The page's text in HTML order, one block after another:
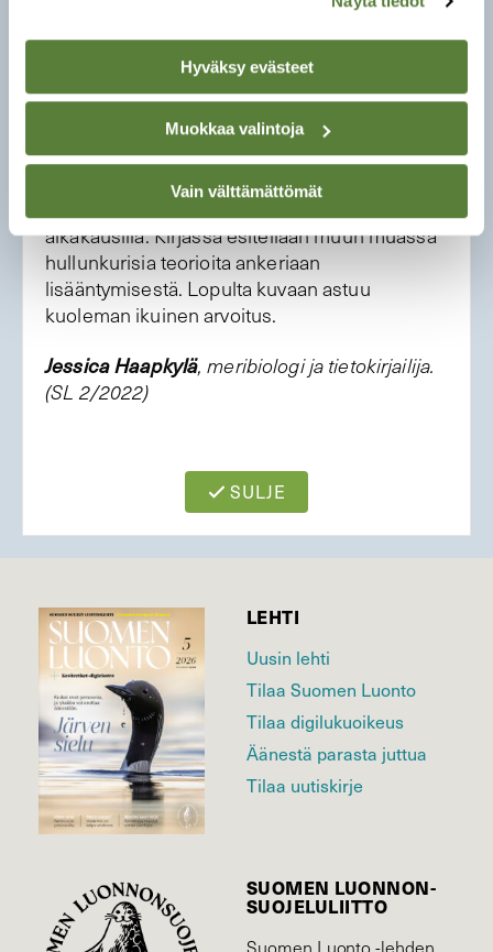
Hyväksy evästeet
Muokkaa valintoja
Vain välttämättömät
Erityisen hienoja ovat luontokuvaukset joen
rannalla hämärtyvässä kesäillassa ja
aamuauringossa.
Ankeriaan arvoituksellista elämää,
aikakausilla. Kirjassa esitellään muun muassa
hullunkurisia teorioita ankeriaan
lisääntymisestä. Lopulta kuvaan astuu
kuoleman ikuinen arvoitus.
Jessica Haapkylä, meribiologi ja tietokirjailija.
(SL 2/2022)
SULJE
LEHTI
Uusin lehti
Tilaa Suomen Luonto
Tilaa digilukuoikeus
Äänestä parasta juttua
Tilaa uutiskirje
SUOMEN LUONNON­
SUOJELU­LIITTO